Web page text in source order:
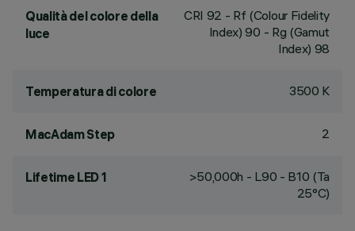
Qualità del colore della
luce
CRI 92 - Rf (Colour Fidelity
Index) 90 - Rg (Gamut
Index) 98
Temperatura di colore 3500 K
MacAdam Step 2
Lifetime LED 1
>50,000h - L90 - B10 (Ta
25°C)